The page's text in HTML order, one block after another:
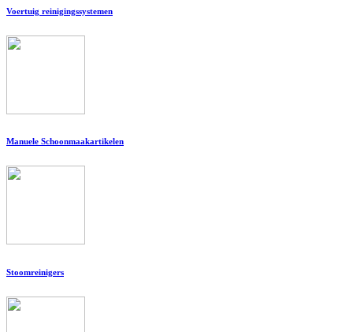
Voertuig reinigingssystemen
Manuele Schoonmaakartikelen
Stoomreinigers